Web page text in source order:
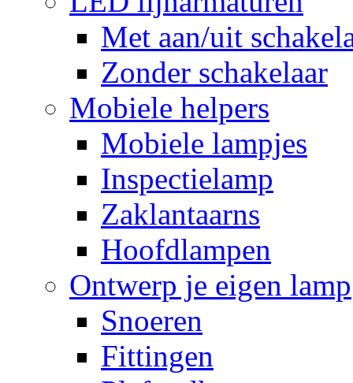
Met aan/uit
Zonder schakelaar
Mobiele helpers
Mobiele lampjes
Inspectielamp
Zaklantaarns
Hoofdlampen
Ontwerp je eigen lamp
Snoeren
Fittingen